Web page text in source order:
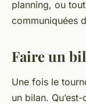
planning, ou
communiquées
Faire un
Une fois le
un bilan.